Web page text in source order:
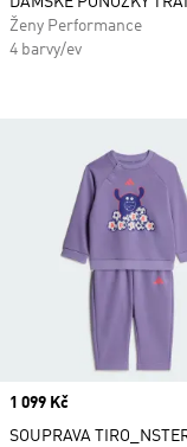
Price
1 099 Kč
SOUPRAVA
Ženy Performance
4 barvy/ev